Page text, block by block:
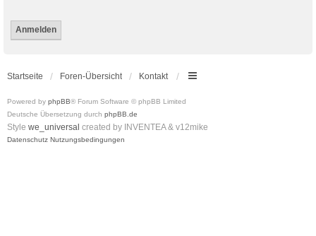
Startseite Foren-Übersicht Kontakt
Powered by phpBB® Forum Software © phpBB Limited
Deutsche Übersetzung durch phpBB.de
Style we_universal created by INVENTEA & v12mike
Datenschutz Nutzungsbedingungen